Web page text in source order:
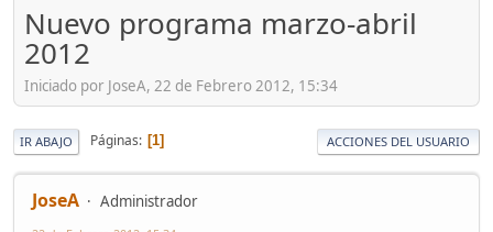
Nuevo programa marzo-abril
2012
Iniciado por JoseA, 22 de Febrero 2012, 15:34
IR ABAJO Páginas 1 ACCIONES DEL USUARIO
JoseA Administrador